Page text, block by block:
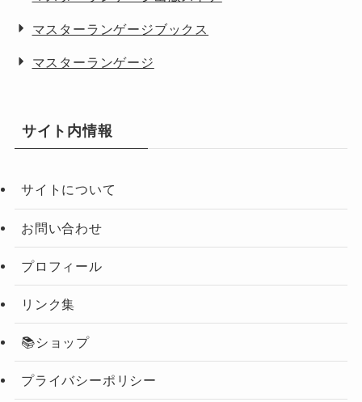
マスターランゲージブックス
マスターランゲージ
サイト内情報
サイトについて
お問い合わせ
プロフィール
リンク集
📚ショップ
プライバシーポリシー